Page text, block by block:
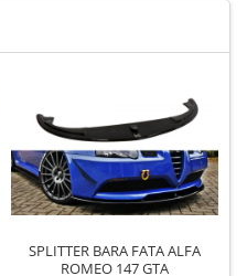
SPLITTER BARA FATA ALFA
ROMEO 147 GTA